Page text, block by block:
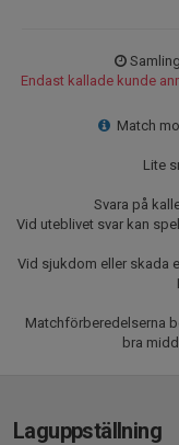
Endast kallade kunde
Match
Lite
Svara på
Vid uteblivet svar kan
Vid sjukdom eller skada
Matchförberedelserna
bra
Laguppställning